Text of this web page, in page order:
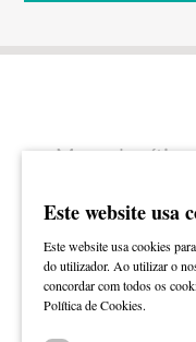
Mapa do sítio
Subscreva
Este website usa
Este website usa cookies
do utilizador. Ao utilizar o
concordar com todos os
Política de Cookies.